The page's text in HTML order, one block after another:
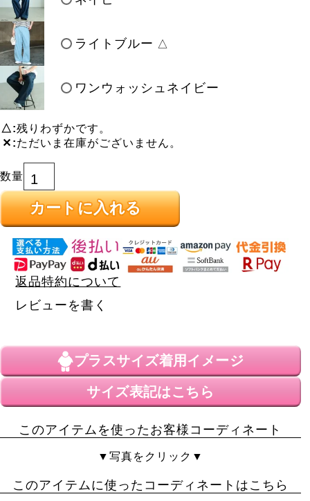
ライトブルー △
ワンウォッシュネイビー
△ 残りわずかです。
✕ ただいま在庫がございません。
カートに入れる
返品特約について
レビューを書く
プラスサイズ着用イメージ
サイズ表記はこちら
このアイテムを使ったお客様コーディネート
▼写真をクリック▼
このアイテムに使ったコーディネートはこちら